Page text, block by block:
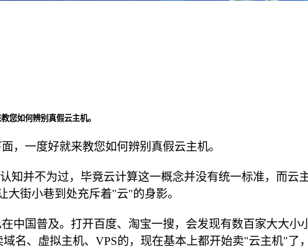
您如何辨别真假云主机。
，一度好就来教您如何辨别真假云主机。
知并不为过，毕竟云计算这一概念并没有统一标准，而云
街小巷到处充斥着"云"的身影。
中国普及。打开百度、淘宝一搜，会发现有数百家大大
名、虚拟主机、VPS的，现在基本上都开始卖"云主机"了